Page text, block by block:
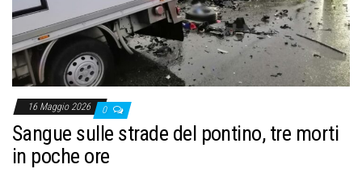
e
16 Maggio 2026 0
Sangue sulle strade del pontino, tre morti
in poche ore